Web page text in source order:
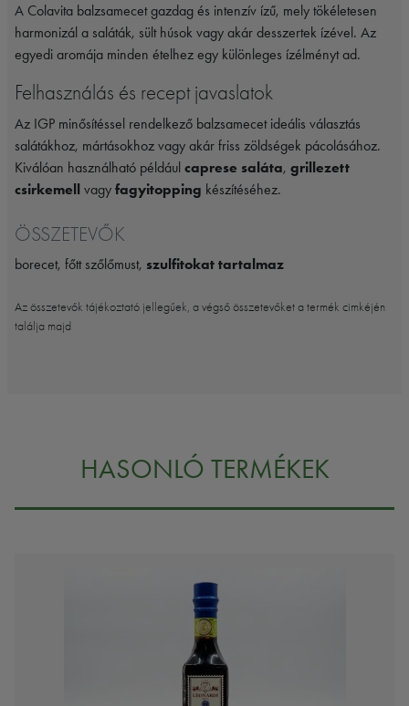
A Colavita balzsamecet gazdag és intenzív ízű, mely tökéletesen
harmonizál a saláták, sült húsok vagy akár desszertek ízével. Az
egyedi aromája minden ételhez egy különleges ízélményt ad.
Felhasználás és recept javaslatok
Az IGP minősítéssel rendelkező balzsamecet ideális választás
salátákhoz, mártásokhoz vagy akár friss zöldségek pácolásához.
Kiválóan használható például caprese saláta, grillezett
csirkemell vagy fagyitopping készítéséhez.
ÖSSZETEVŐK
borecet, főtt szőlőmust, szulfitokat tartalmaz
Az összetevők tájékoztató jellegűek, a végső összetevőket a termék cimkéjén
találja majd
HASONLÓ TERMÉKEK